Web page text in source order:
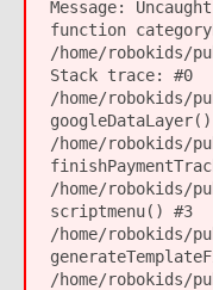
Message:
function
/home/robokids/
Stack trace: #0
/home/robokids/
/home/robokids/
/home/robokids/
scriptmenu() #3
/home/robokids/
/home/robokids/